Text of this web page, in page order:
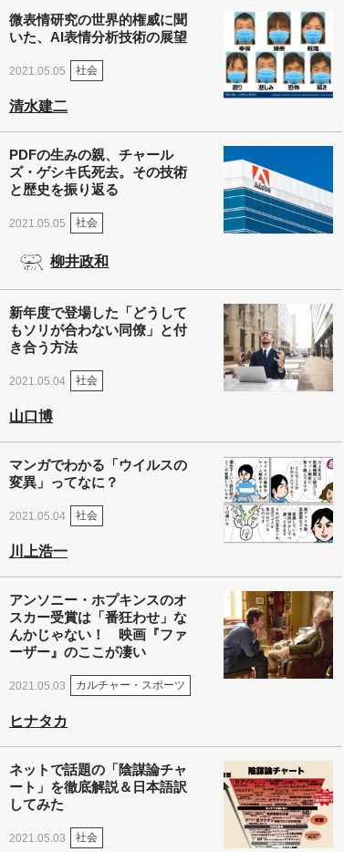
微表情研究の世界的権威に聞
いた、AI表情分析技術の展望
2021.05.05 社会
清水建二
PDFの生みの親、チャール
ズ・ゲシキ氏死去。その技術
と歴史を振り返る
2021.05.05 社会
柳井政和
新年度で登場した「どうして
もソリが合わない同僚」と付
き合う方法
2021.05.04 社会
山口博
マンガでわかる「ウイルスの
変異」ってなに？
2021.05.04 社会
川上浩一
アンソニー・ホプキンスのオ
スカー受賞は「番狂わせ」な
んかじゃない！ 映画『ファ
ーザー』のここが凄い
2021.05.03 カルチャー・スポーツ
ヒナタカ
ネットで話題の「陰謀論チャ
ート」を徹底解説＆日本語訳
してみた
2021.05.03 社会